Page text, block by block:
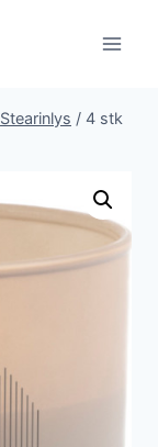
Stearinlys / 4 stk